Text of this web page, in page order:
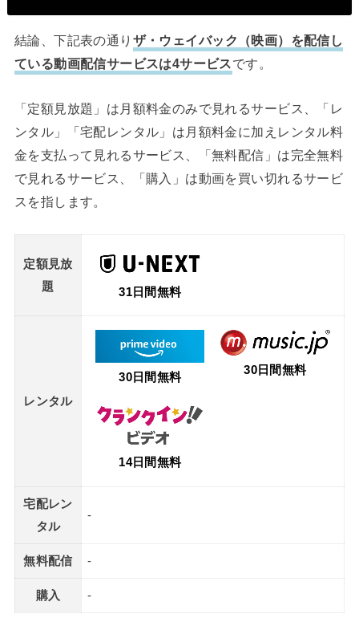
結論、下記表の通り ザ・ウェイバック（映画）を配信し
ている動画配信サービスは4サービスです。
「定額見放題」は月額料金のみで見れるサービス、「レ
ンタル」「宅配レンタル」は月額料金に加えレンタル料
金を支払って見れるサービス、「無料配信」は完全無料
で見れるサービス、「購入」は動画を買い切れるサービ
スを指します。
定額見放
題
31日間無料
レンタル
30日間無料
30日間無料
14日間無料
宅配レン
タル
-
無料配信 -
購入 -